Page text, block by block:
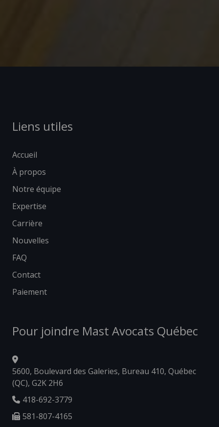
Liens utiles
Accueil
À propos
Notre équipe
Expertise
Carrière
Nouvelles
FAQ
Contact
Paiement
Pour joindre Mast Avocats Québec
5600, Boulevard des Galeries, Bureau 410, Québec
(QC), G2K 2H6
418-692-3779
581-807-4165